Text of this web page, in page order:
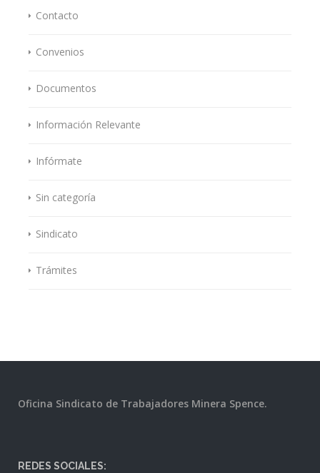
Contacto
Convenios
Documentos
Información Relevante
Infórmate
Sin categoría
Sindicato
Trámites
Oficina Sindicato de Trabajadores Minera Spence.
REDES SOCIALES: